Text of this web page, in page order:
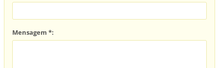
Mensagem *: